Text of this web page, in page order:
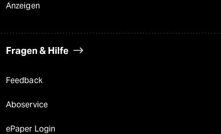
Anzeigen
Fragen & Hilfe
Feedback
Aboservice
ePaper Login